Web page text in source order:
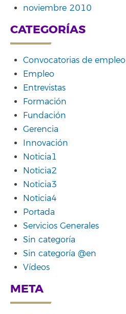
noviembre 2010
CATEGORÍAS
Convocatorias de empleo
Empleo
Entrevistas
Formación
Fundación
Gerencia
Innovación
Noticia1
Noticia2
Noticia3
Noticia4
Portada
Servicios Generales
Sin categoría
Sin categoría @en
Vídeos
META